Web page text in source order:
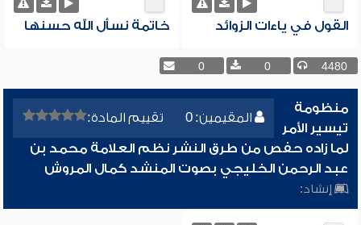
القول في ياءات الزوائد خاتمة نسأل الله حسنها
4480
0
0
المقيمين: 0 تقييم المادة:
منظومة
تيسير الأمر
لما زاده حفص من طرق النشر نظم العلامة محمد بن
عبد الرحمن الخليجي بصوت المنشد كمال المروش
إنشاد: